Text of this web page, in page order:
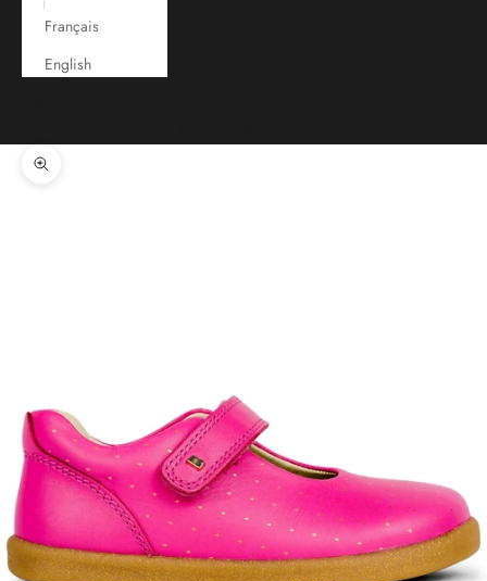
Français
English
Ingrandisci immagine